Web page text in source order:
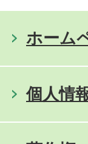
ホーム
個人情